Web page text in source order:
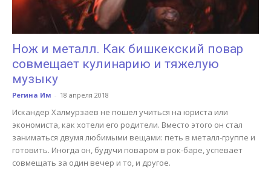
Нож и металл. Как бишкекский повар
совмещает кулинарию и тяжелую
музыку
Регина Им - 18 апреля 2018
Искандер Халмурзаев не пошел учиться на юриста или
экономиста, как хотели его родители. Вместо этого он стал
заниматься двумя любимыми вещами: петь в металл-группе и
готовить. Иногда он, будучи поваром в рок-баре, успевает
совмещать за один вечер и то, и другое.